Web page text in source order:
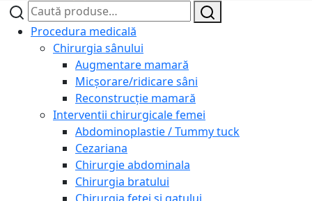
Caută
după:
Caută
Procedura medicală
Chirurgia sânului
Augmentare mamară
Micșorare/ridicare sâni
Reconstrucție mamară
Interventii chirurgicale femei
Abdominoplastie / Tummy tuck
Cezariana
Chirurgie abdominala
Chirurgia bratului